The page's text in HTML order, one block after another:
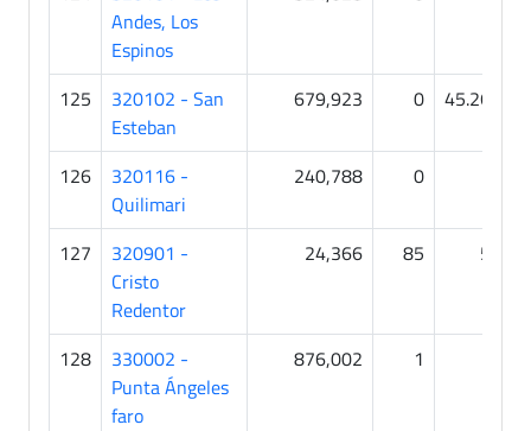
Andes, Los
Espinos
125
320102 - San
Esteban
679,923 0 45.268
126
320116 -
Quilimari
240,788 0
127
320901 -
Cristo
Redentor
24,366 85 52
128
330002 -
Punta Ángeles
faro
876,002 1